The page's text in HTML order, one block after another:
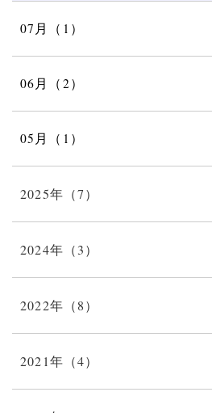
07月（1）
06月（2）
05月（1）
2025年（7）
2024年（3）
2022年（8）
2021年（4）